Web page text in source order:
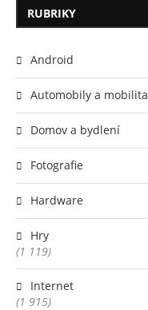
RUBRIKY
Android
Automobily a mobilita
Domov a bydlení
Fotografie
Hardware
Hry
(1 119)
Internet
(1 915)